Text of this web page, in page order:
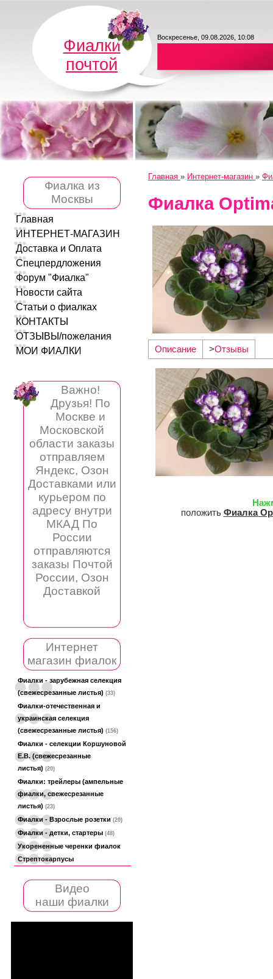
Фиалки
почтой
Воскресенье, 09.08.2026, 10:08
Фиалка из
Москвы
Главная
ИНТЕРНЕТ-МАГАЗИН
Доставка и Оплата
Спецпердложения
Форум "Фиалка"
Новости сайта
Статьи о фиалках
КОНТАКТЫ
ОТЗЫВЫ/пожелания
МОИ ФИАЛКИ
Важно!
Друзья! По
Москве и
Московской
области заказы
отправляем
Яндекс, Озон
Доставками или
курьером по
адресу внутри
МКАД По
России
отправляются
заказы Почтой
России, Озон
Доставкой
Интернет
магазин фиалок
Фиалки - зарубежная селекция
(свежесрезанные листья) (33)
Фиалки-отечественная и
украинская селекция
(свежесрезанные листья) (156)
Фиалки - селекции Коршуновой
Е.В. (свежесрезанные
листья) (20)
Фиалки: трейлеры (ампельные
фиалки, свежесрезанные
листья) (23)
Фиалки - Взрослые розетки (20)
Фиалки - детки, стартеры (48)
Укорененные черенки фиалок
Стрептокарпусы
Видео
наши фиалки
Главная » Интернет-магазин »
Фиалка
Описание >Отзывы
положить Фиалка